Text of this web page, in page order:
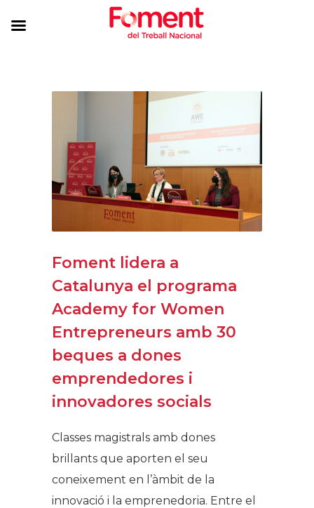
Foment lidera a
Catalunya el programa
Academy for Women
Entrepreneurs amb 30
beques a dones
emprendedores i
innovadores socials
Classes magistrals amb dones
brillants que aporten el seu
coneixement en l’àmbit de la
innovació i la emprenedoria. Entre el